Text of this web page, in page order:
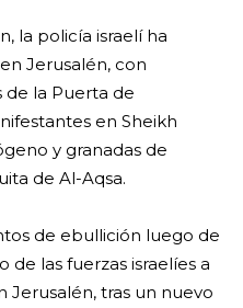
la policía israelí ha
Jerusalén, con
de la Puerta de
en Sheikh
y granadas de
de Al-Aqsa.
de ebullición luego de
de las fuerzas israelíes a
Jerusalén, tras un nuevo